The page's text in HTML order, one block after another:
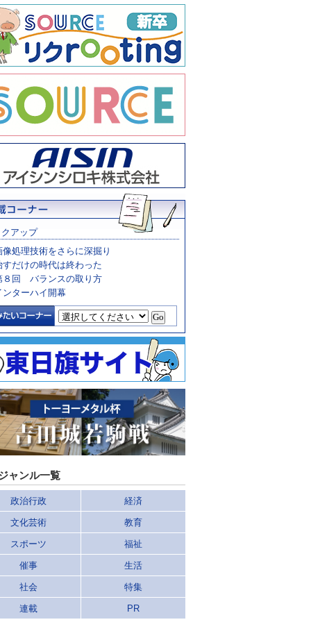
アップ
像処理技術をさらに深掘り
すだけの時代は終わった
８回 バランスの取り方
ンターハイ開幕
ャンル一覧
政治行政 経済
文化芸術 教育
スポーツ 福祉
催事 生活
社会 特集
連載 PR